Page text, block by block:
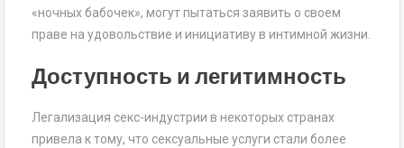
«ночных бабочек», могут пытаться заявить о своем
праве на удовольствие и инициативу в интимной жизни.
Доступность и легитимность
Легализация секс-индустрии в некоторых странах
привела к тому, что сексуальные услуги стали более